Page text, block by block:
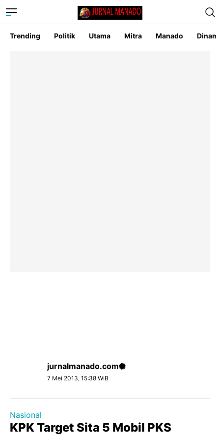
Trending Politik Utama Mitra Manado
jurnalmanado.com
7 Mei 2013, 15:38 WIB
Nasional
KPK Target Sita 5 Mobil PKS